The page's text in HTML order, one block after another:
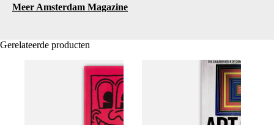
Meer Amsterdam Magazine
Gerelateerde producten